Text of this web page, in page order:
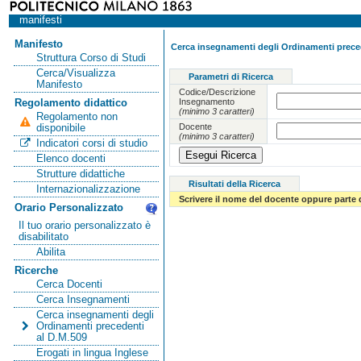
manifesti
Manifesto
Struttura Corso di Studi
Cerca/Visualizza
Manifesto
Regolamento didattico
Regolamento non
disponibile
Indicatori corsi di studio
Elenco docenti
Strutture didattiche
Internazionalizzazione
Orario Personalizzato
Il tuo orario personalizzato è
disabilitato
Abilita
Ricerche
Cerca Docenti
Cerca Insegnamenti
Cerca insegnamenti degli
Ordinamenti precedenti
al D.M.509
Erogati in lingua Inglese
Cerca insegnamenti degli Ordinamenti
Parametri di Ricerca
Codice/Descrizione
Insegnamento
(minimo 3 caratteri)
Docente
(minimo 3 caratteri)
Risultati della Ricerca
Scrivere il nome del docente oppure